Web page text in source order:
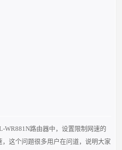
WR881N路由器中，设置限制网速的
这个问题很多用户在问道，说明大家